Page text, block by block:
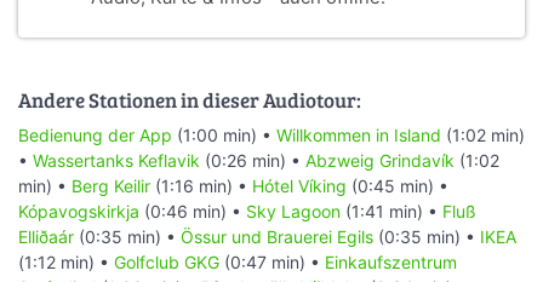
Andere Stationen in dieser Audiotour:
Bedienung der App (1:00 min) • Willkommen in Island (1:02 min)
• Wassertanks Keflavik (0:26 min) • Abzweig Grindavík (1:02
min) • Berg Keilir (1:16 min) • Hótel Víking (0:45 min) •
Kópavogskirkja (0:46 min) • Sky Lagoon (1:41 min) • Fluß
Elliðaár (0:35 min) • Össur und Brauerei Egils (0:35 min) • IKEA
(1:12 min) • Golfclub GKG (0:47 min) • Einkaufszentrum